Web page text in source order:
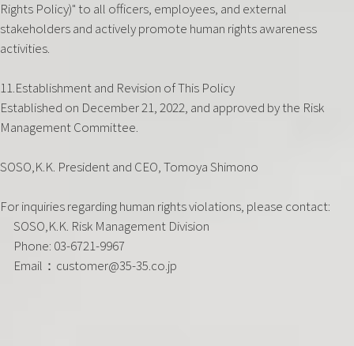
Rights Policy)" to all officers, employees, and external
stakeholders and actively promote human rights awareness
activities.
11.Establishment and Revision of This Policy
Established on December 21, 2022, and approved by the Risk
Management Committee.‍
SOSO,K.K. President and CEO, Tomoya Shimono
For inquiries regarding human rights violations, please contact:
SOSO,K.K. Risk Management Division
Phone: 03-6721-9967
Email：customer@35-35.co.jp